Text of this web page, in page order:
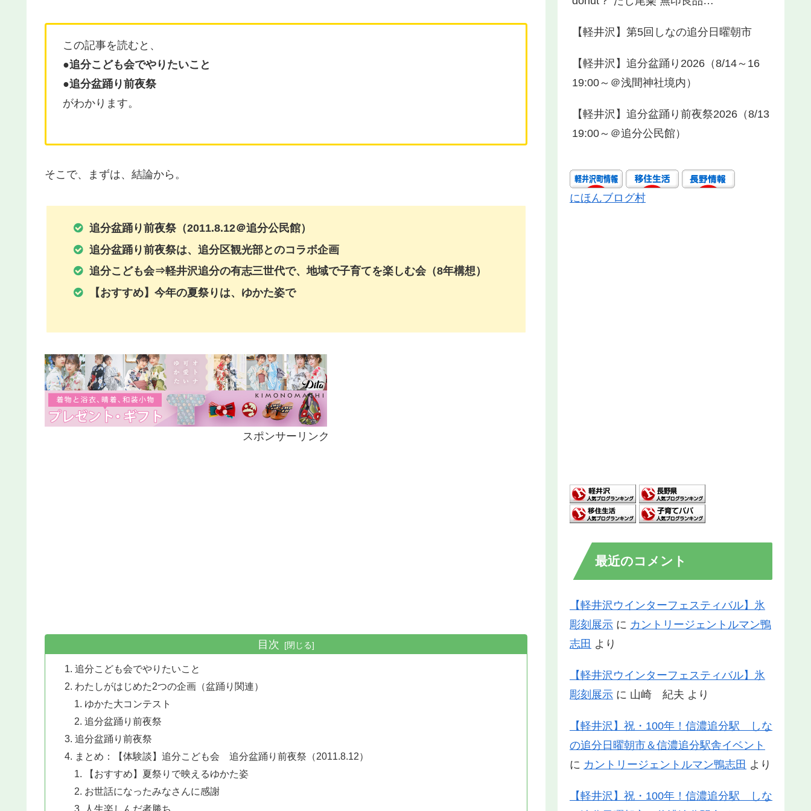
この記事を読むと、
●追分こども会でやりたいこと
●追分盆踊り前夜祭
がわかります。
そこで、まずは、結論から。
追分盆踊り前夜祭（2011.8.12＠追分公民館）
追分盆踊り前夜祭は、追分区観光部とのコラボ企画
追分こども会⇒軽井沢追分の有志三世代で、地域で子育てを楽しむ会（8年構想）
【おすすめ】今年の夏祭りは、ゆかた姿で
スポンサーリンク
目次
追分こども会でやりたいこと
わたしがはじめた2つの企画（盆踊り関連）
ゆかた大コンテスト
追分盆踊り前夜祭
追分盆踊り前夜祭
まとめ：【体験談】追分こども会 追分盆踊り前夜祭（2011.8.12）
【おすすめ】夏祭りで映えるゆかた姿
お世話になったみなさんに感謝
人生楽しんだ者勝ち
【軽井沢】第5回しなの追分日曜朝市
【軽井沢】追分盆踊り2026（8/14～16
19:00～＠浅間神社境内）
【軽井沢】追分盆踊り前夜祭2026（8/13
19:00～＠追分公民館）
にほんブログ村
最近のコメント
【軽井沢ウインターフェスティバル】氷
彫刻展示 に カントリージェントルマン鴨
志田 より
【軽井沢ウインターフェスティバル】氷
彫刻展示 に 山崎 紀夫 より
【軽井沢】祝・100年！信濃追分駅 しな
の追分日曜朝市＆信濃追分駅舎イベント
に カントリージェントルマン鴨志田 より
【軽井沢】祝・100年！信濃追分駅 しな